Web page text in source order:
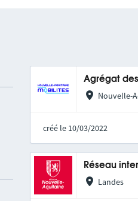
Agrégat
Nouvelle-
créé le 10/03/2022
Réseau
Landes